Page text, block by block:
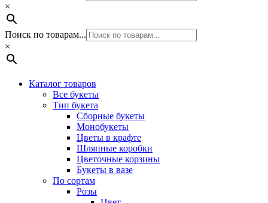
×
Поиск по товарам...
×
Каталог товаров
Все букеты
Тип букета
Сборные букеты
Монобукеты
Цветы в крафте
Шляпные коробки
Цветочные корзины
Букеты в вазе
По сортам
Розы